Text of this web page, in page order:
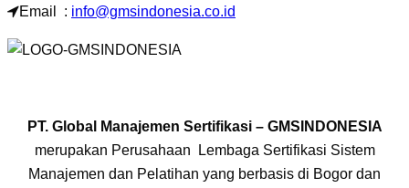
Email : info@gmsindonesia.co.id
PT. Global Manajemen Sertifikasi – GMSINDONESIA
merupakan Perusahaan Lembaga Sertifikasi Sistem
Manajemen dan Pelatihan yang berbasis di Bogor dan